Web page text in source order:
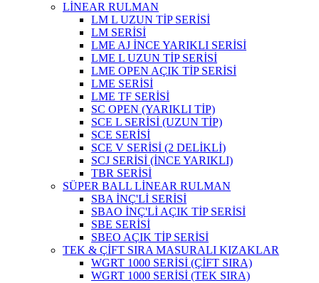
LİNEAR RULMAN
LM L UZUN TİP SERİSİ
LM SERİSİ
LME AJ İNCE YARIKLI SERİSİ
LME L UZUN TİP SERİSİ
LME OPEN AÇIK TİP SERİSİ
LME SERİSİ
LME TF SERİSİ
SC OPEN (YARIKLI TİP)
SCE L SERİSİ (UZUN TİP)
SCE SERİSİ
SCE V SERİSİ (2 DELİKLİ)
SCJ SERİSİ (İNCE YARIKLI)
TBR SERİSİ
SÜPER BALL LİNEAR RULMAN
SBA İNÇ'Lİ SERİSİ
SBAO İNÇ'Lİ AÇIK TİP SERİSİ
SBE SERİSİ
SBEO AÇIK TİP SERİSİ
TEK & ÇİFT SIRA MASURALI KIZAKLAR
WGRT 1000 SERİSİ (ÇİFT SIRA)
WGRT 1000 SERİSİ (TEK SIRA)